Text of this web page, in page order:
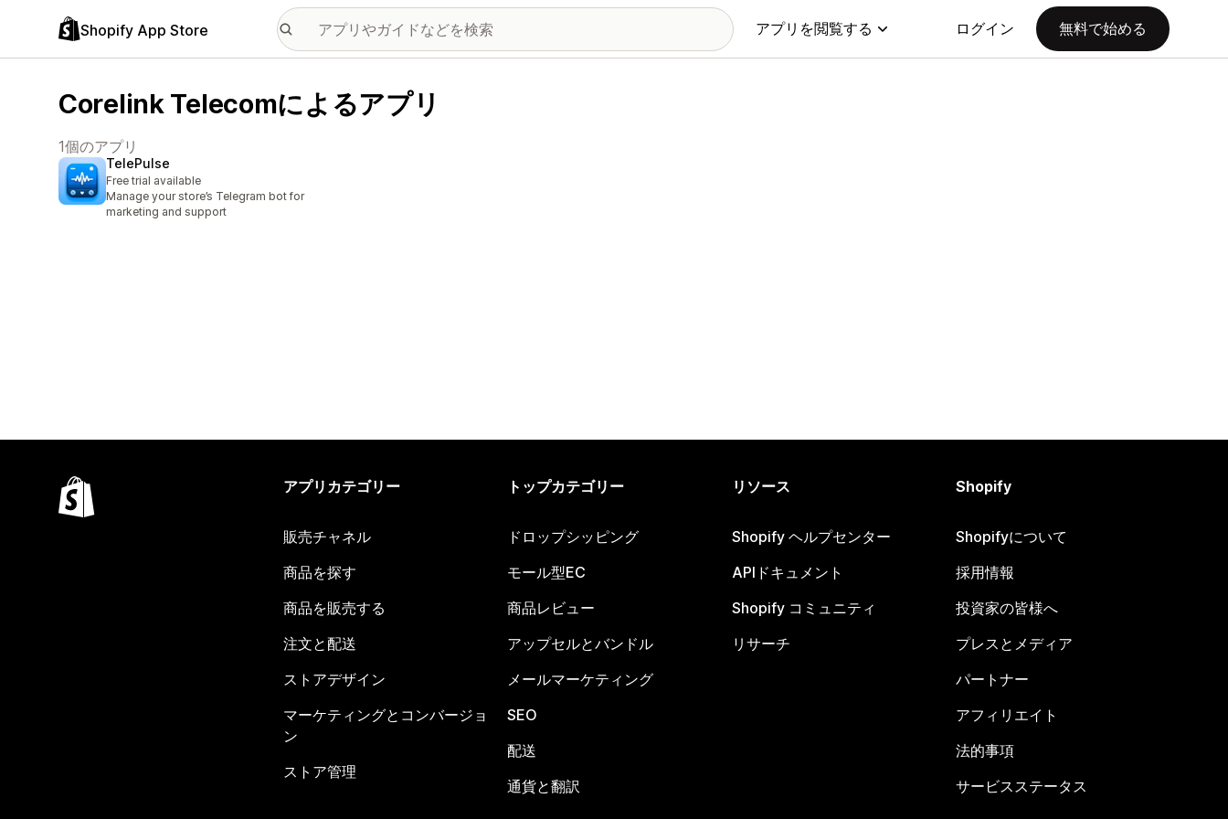
Shopify App Store アプリを閲覧する ログイン 無料で始める
Corelink Telecomによるアプリ
1個のアプリ
TelePulse
Free trial available
Manage your store’s Telegram bot for
marketing and support
アプリカテゴリー
販売チャネル
商品を探す
商品を販売する
注文と配送
ストアデザイン
マーケティングとコンバージョ
ン
ストア管理
トップカテゴリー
ドロップシッピング
モール型EC
商品レビュー
アップセルとバンドル
メールマーケティング
SEO
配送
通貨と翻訳
リソース
Shopify ヘルプセンター
APIドキュメント
Shopify コミュニティ
リサーチ
Shopify
Shopifyについて
採用情報
投資家の皆様へ
プレスとメディア
パートナー
アフィリエイト
法的事項
サービスステータス